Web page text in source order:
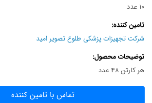
10 عدد
تامین کننده
شرکت تجهیزات پزشکی طلوع تصویر امید
توضیحات محصول
هر کارتن ۴۸ عدد
تماس با تامین کننده